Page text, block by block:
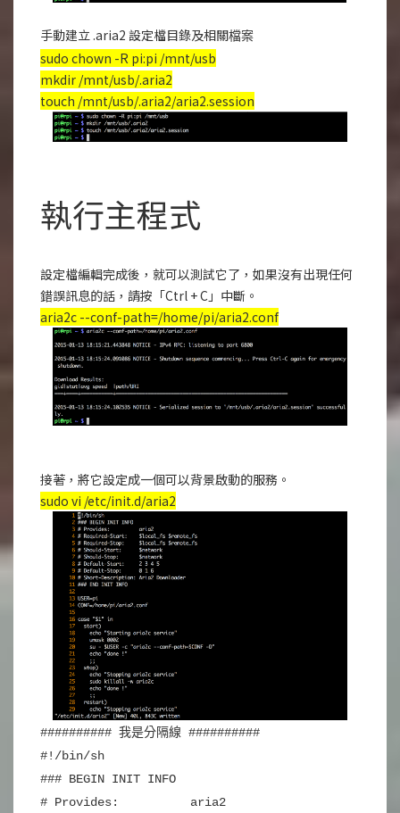
手動建立 .aria2 設定檔目錄及相關檔案
sudo chown -R pi:pi /mnt/usb
mkdir /mnt/usb/.aria2
touch /mnt/usb/.aria2/aria2.session
執行主程式
設定檔編輯完成後，就可以測試它了，如果沒有出現任何
錯誤訊息的話，請按「Ctrl + C」中斷。
aria2c --conf-path=/home/pi/aria2.conf
接著，將它設定成一個可以背景啟動的服務。
sudo vi /etc/init.d/aria2
########## 我是分隔線 ##########
#!/bin/sh
### BEGIN INIT INFO
# Provides: aria2